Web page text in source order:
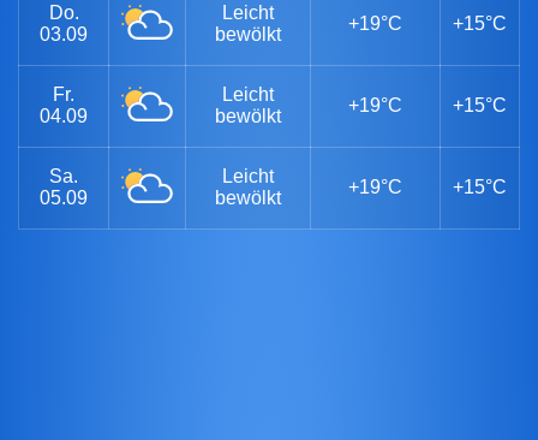
Do.
03.09
Leicht
bewölkt
+19°C +15°C
Fr.
04.09
Leicht
bewölkt
+19°C +15°C
Sa.
05.09
Leicht
bewölkt
+19°C +15°C